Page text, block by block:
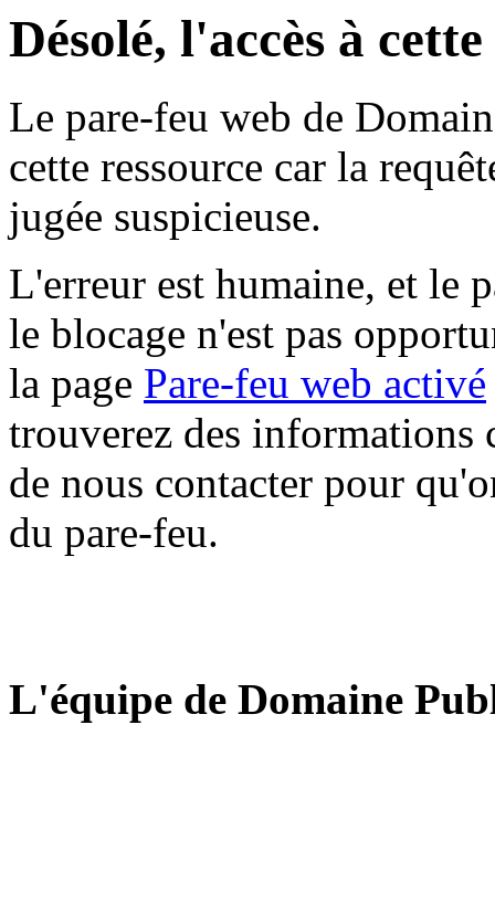
Désolé, l'accès à
Le pare-feu web de
cette ressource car la
jugée suspicieuse.
L'erreur est humaine, et le
le blocage n'est pas
la page Pare-feu web activé
trouverez des informations
de nous contacter pour
du pare-feu.
L'équipe de Domaine